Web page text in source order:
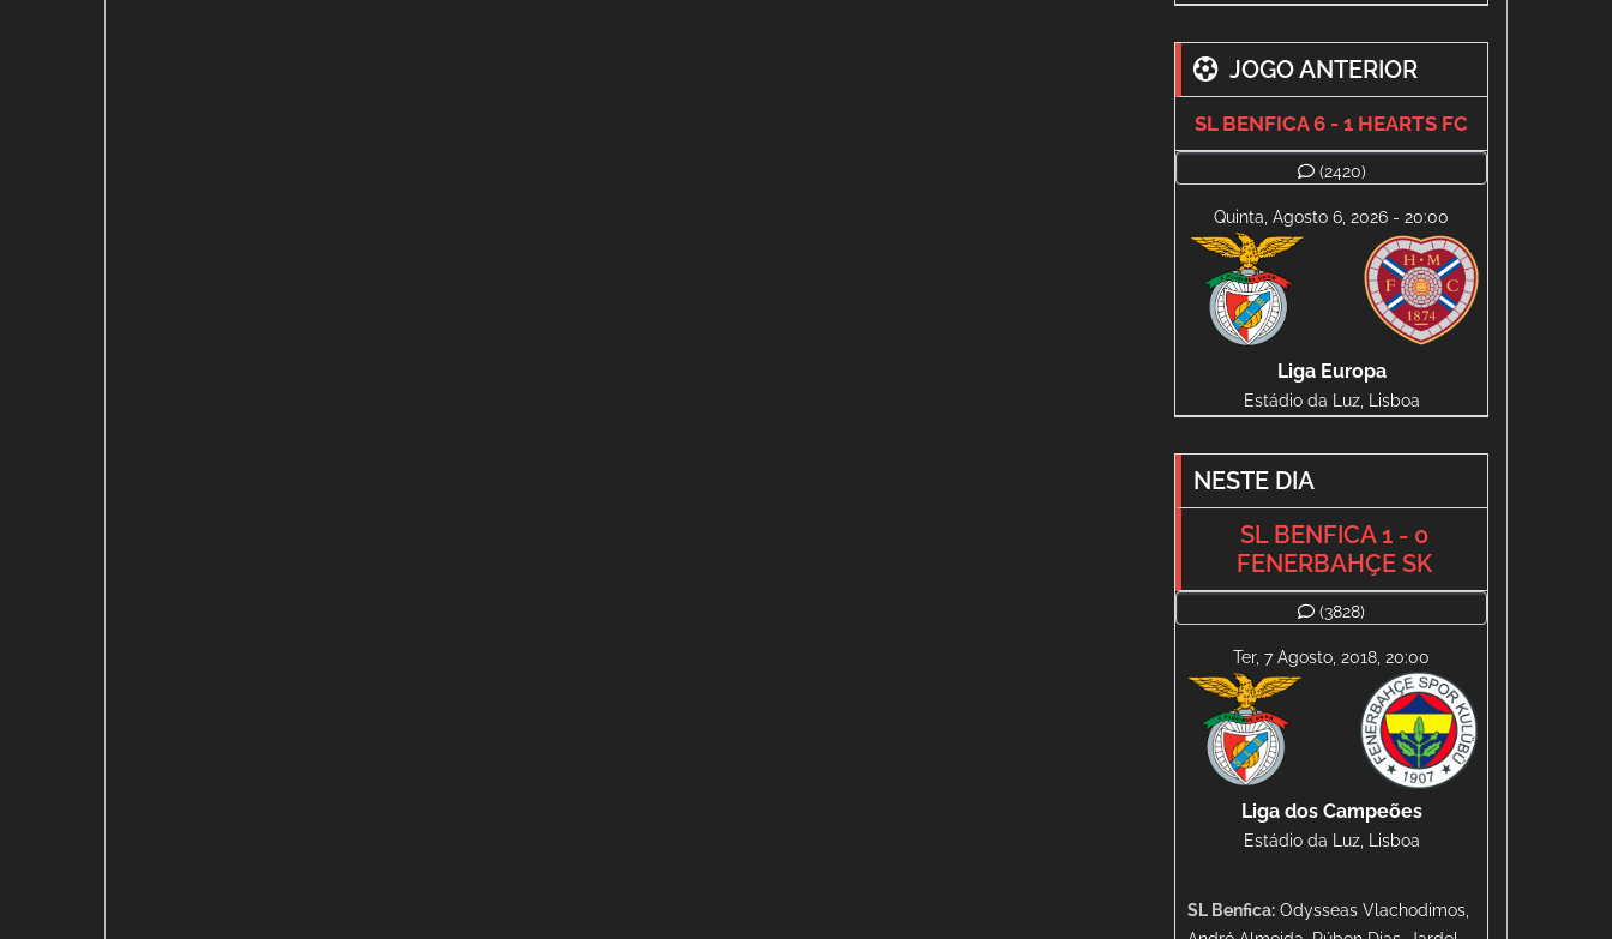
JOGO ANTERIOR
SL BENFICA 6 - 1 HEARTS FC
(2420)
Quinta, Agosto 6, 2026 - 20:00
Liga Europa
Estádio da Luz, Lisboa
NESTE DIA
SL BENFICA 1 - 0
FENERBAHÇE SK
(3828)
Ter, 7 Agosto, 2018, 20:00
Liga dos Campeões
Estádio da Luz, Lisboa
SL Benfica: Odysseas Vlachodimos,